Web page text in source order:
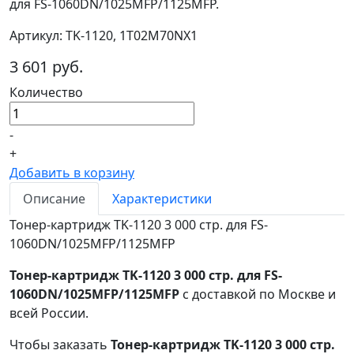
для FS-1060DN/1025MFP/1125MFP.
Артикул: TK-1120, 1T02M70NX1
3 601 руб.
Количество
-
+
Добавить в корзину
Описание
Характеристики
Тонер-картридж TK-1120 3 000 стр. для FS-
1060DN/1025MFP/1125MFP
Тонер-картридж TK-1120 3 000 стр. для FS-
1060DN/1025MFP/1125MFP с доставкой по Москве и
всей России.
Чтобы заказать Тонер-картридж TK-1120 3 000 стр.